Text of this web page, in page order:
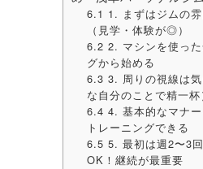
6.1 1. まずはジムの
（見学・体験が◎）
6.2 2. マシンを使っ
グから始める
6.3 3. 周りの視線は
な自分のことで精一杯
6.4 4. 基本的なマナ
トレーニングできる
6.5 5. 最初は週2〜3
OK！継続が最重要